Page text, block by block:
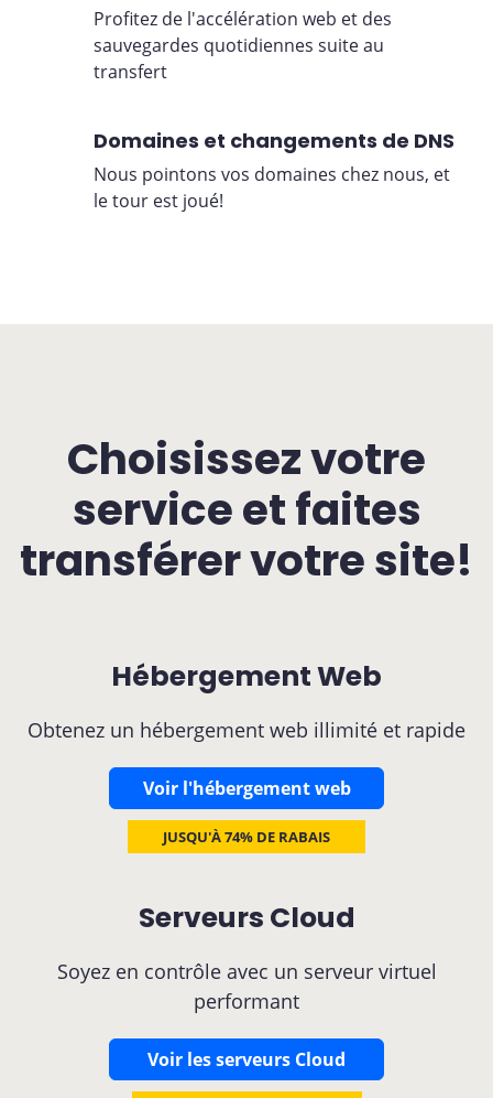
Profitez de l'accélération web et des
sauvegardes quotidiennes suite au
transfert
Domaines et changements de DNS
Nous pointons vos domaines chez nous, et
le tour est joué!
Choisissez votre
service et faites
transférer votre site!
Hébergement Web
Obtenez un hébergement web illimité et rapide
Voir l'hébergement web
JUSQU'À 74% DE RABAIS
Serveurs Cloud
Soyez en contrôle avec un serveur virtuel
performant
Voir les serveurs Cloud